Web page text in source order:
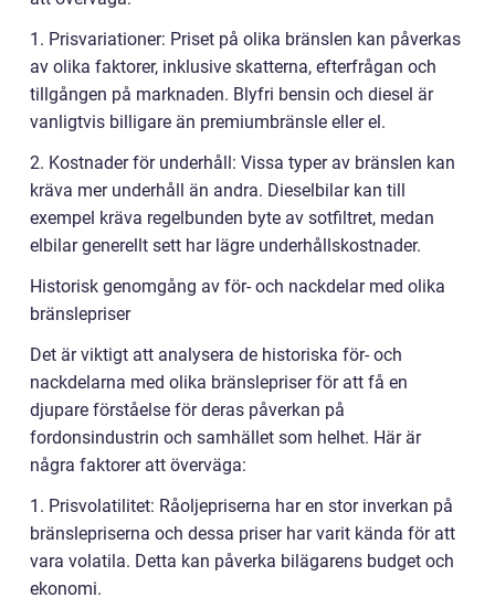
1. Prisvariationer: Priset på olika bränslen kan påverkas
av olika faktorer, inklusive skatterna, efterfrågan och
tillgången på marknaden. Blyfri bensin och diesel är
vanligtvis billigare än premiumbränsle eller el.
2. Kostnader för underhåll: Vissa typer av bränslen kan
kräva mer underhåll än andra. Dieselbilar kan till
exempel kräva regelbunden byte av sotfiltret, medan
elbilar generellt sett har lägre underhållskostnader.
Historisk genomgång av för- och nackdelar med olika
bränslepriser
Det är viktigt att analysera de historiska för- och
nackdelarna med olika bränslepriser för att få en
djupare förståelse för deras påverkan på
fordonsindustrin och samhället som helhet. Här är
några faktorer att överväga:
1. Prisvolatilitet: Råoljepriserna har en stor inverkan på
bränslepriserna och dessa priser har varit kända för att
vara volatila. Detta kan påverka bilägarens budget och
ekonomi.